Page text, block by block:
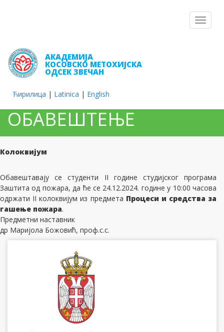
Toggle
АКАДЕМИЈА
КОСОВСКО МЕТОХИЈСКА
ОДСЕК ЗВЕЧАН
Ћирилица | Latinica | English
ОБАВЕШТЕЊЕ
Колоквијум
Обавештавају се студенти II године студијског програма
Заштита од пожара, да ће се 24.12.2024. године у 10:00 часова
одржати II колоквијум из предмета Процеси и средства за
гашење пожара.
Предметни наставник
др Маријола Божовић, проф.с.с.